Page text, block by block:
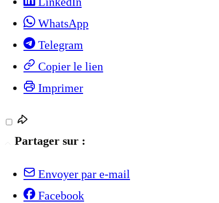
WhatsApp
Telegram
Copier le lien
Imprimer
Partager sur :
Envoyer par e-mail
Facebook